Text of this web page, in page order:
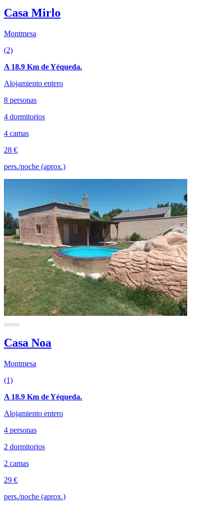
Casa Mirlo
Montmesa
(2)
A 18.9 Km de Yéqueda.
Alojamiento entero
8 personas
4 dormitorios
4 camas
28 €
pers./noche (aprox.)
Casa Noa
Montmesa
(1)
A 18.9 Km de Yéqueda.
Alojamiento entero
4 personas
2 dormitorios
2 camas
29 €
pers./noche (aprox.)